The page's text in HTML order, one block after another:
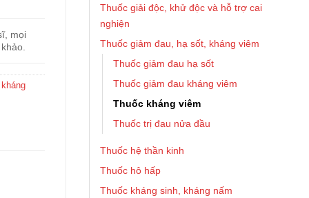
Thuốc giải độc, khử độc và hỗ trợ cai
nghiện
Thuốc giảm đau, hạ sốt, kháng viêm
Thuốc giảm đau hạ sốt
Thuốc giảm đau kháng viêm
Thuốc kháng viêm
Thuốc trị đau nửa đầu
Thuốc hệ thần kinh
Thuốc hô hấp
Thuốc kháng sinh, kháng nấm
mọi